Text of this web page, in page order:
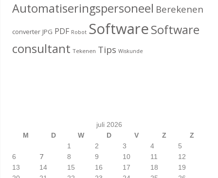
Automatiseringspersoneel Berekenen
converter JPG PDF Robot SoftwareSoftware
consultant Tekenen Tips Wiskunde
juli 2026
M
D W D V Z
Z
1
2 3 4
5
6
7 8 9 10 11
12
13
14 15 16 17 18
19